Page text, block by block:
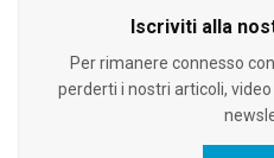
Iscriviti alla
Per rimanere connesso
perderti i nostri articoli,